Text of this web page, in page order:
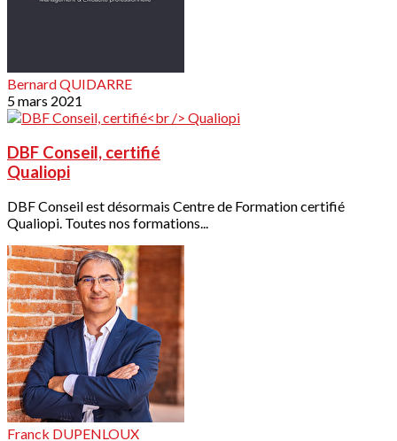
Bernard QUIDARRE
5 mars 2021
DBF Conseil, certifié
Qualiopi
DBF Conseil est désormais Centre de Formation certifié
Qualiopi. Toutes nos formations...
Franck DUPENLOUX